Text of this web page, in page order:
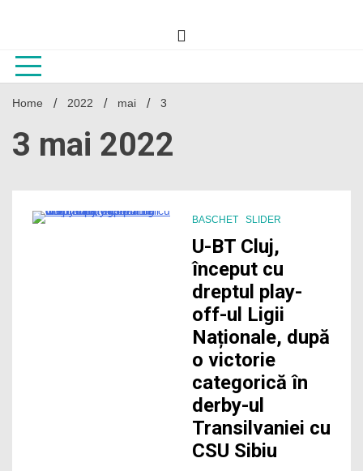
Home 2022 mai 3
3 mai 2022
BASCHET SLIDER
U-BT Cluj,
început cu
dreptul play-
off-ul Ligii
Naționale, după
o victorie
categorică în
derby-ul
Transilvaniei cu
CSU Sibiu